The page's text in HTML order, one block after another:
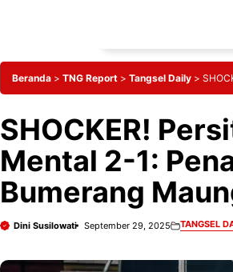
Beranda > TNG Report > Tangsel Daily >
SHOCKER!
Mental 2-1:
Bumerang
Dini Susilowati September 29, 2025 TANGSEL